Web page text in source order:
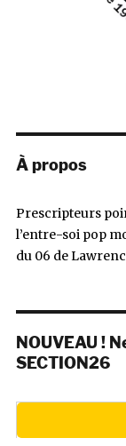
À propos
Prescripteurs
l’entre-soi pop
du 06 de
NOUVEAU !
SECTION26